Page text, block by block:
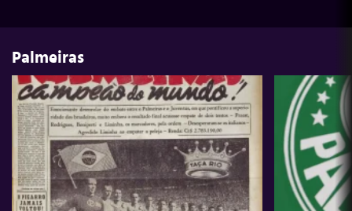
Palmeiras